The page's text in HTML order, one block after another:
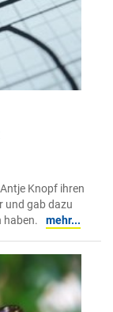
Knopf ihren
und gab dazu
haben.
mehr...